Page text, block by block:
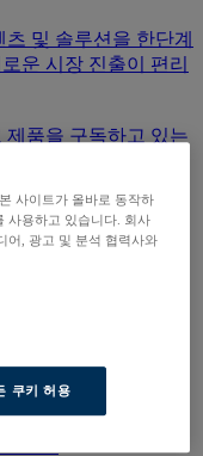
및 솔루션을 한단계
운 시장 진출이 편리
제품을 구독하고 있는
사이트가 올바로 동작하
사용하고 있습니다. 회사
어, 광고 및 분석 협력사와
쿠키 허용